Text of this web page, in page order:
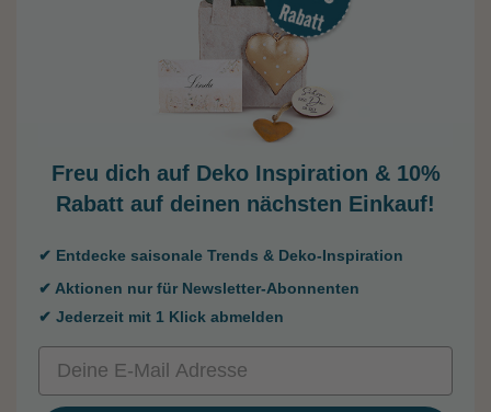
Freu dich auf Deko Inspiration & 10%
Rabatt auf deinen nächsten Einkauf!
✔ Entdecke saisonale Trends & Deko-Inspiration
✔ Aktionen nur für Newsletter-Abonnenten
✔ Jederzeit mit 1 Klick abmelden